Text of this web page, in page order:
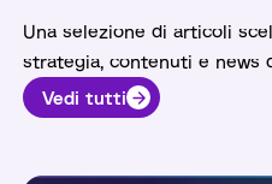
Una selezione di articoli
strategia, contenuti e news
Vedi tutti